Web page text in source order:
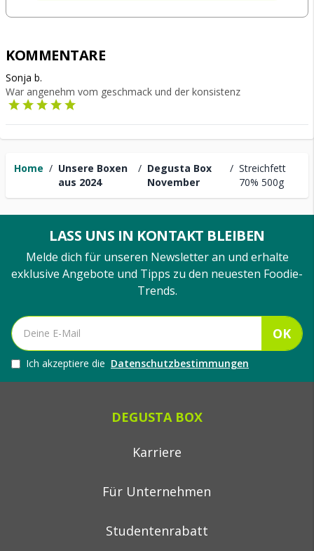
Home / Unsere Boxen
aus 2024
/ Degusta Box
November
/ Streichfett
70% 500g
KOMMENTARE
Sonja b.
War angenehm vom geschmack und der konsistenz
LASS UNS IN KONTAKT BLEIBEN
Melde dich für unseren Newsletter an und erhalte
exklusive Angebote und Tipps zu den neuesten Foodie-
Trends.
OK
Ich akzeptiere die Datenschutzbestimmungen
DEGUSTA BOX
Karriere
Für Unternehmen
Studentenrabatt